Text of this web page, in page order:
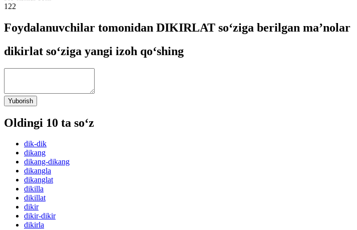
122
Foydalanuvchilar tomonidan DIKIRLAT so‘ziga berilgan ma’nolar
dikirlat so‘ziga yangi izoh qo‘shing
Yuborish
Oldingi 10 ta so‘z
dik-dik
dikang
dikang-dikang
dikangla
dikanglat
dikilla
dikillat
dikir
dikir-dikir
dikirla